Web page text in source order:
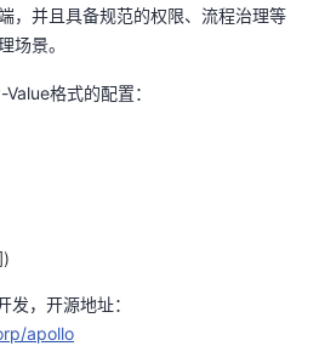
，并且具备规范的权限、流程治理等
场景。
格式的配置：
，开源地址：
apollo